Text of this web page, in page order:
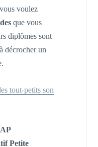
voulez
que vous
diplômes sont
décrocher un
tout-petits son
Petite